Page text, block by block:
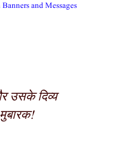
and Messages
उसके दिव्य